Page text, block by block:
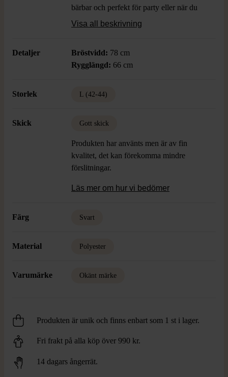
bärbar och perfekt för party eller när du
vill ha lite extra sparkle.
Visa all beskrivning
Detaljer Bröstvidd: 78 cm
Rygglängd: 66 cm
Storlek L (42-44)
Skick Gott skick
Produkten har använts men är av fin
kvalitet, det kan förekomma mindre
förslitningar.
Läs mer om hur vi bedömer
Färg Svart
Material Polyester
Varumärke Okänt märke
Produkten är unik och finns enbart som 1 st i lager.
Fri frakt på alla köp över 990 kr.
14 dagars ångerrät.